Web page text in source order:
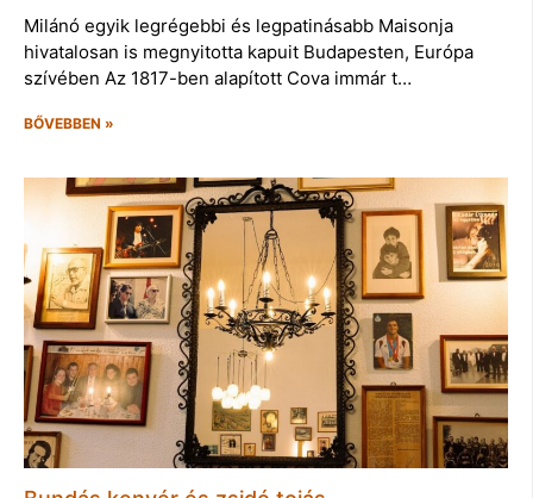
Milánó egyik legrégebbi és legpatinásabb Maisonja
hivatalosan is megnyitotta kapuit Budapesten, Európa
szívében Az 1817-ben alapított Cova immár t…
BŐVEBBEN »